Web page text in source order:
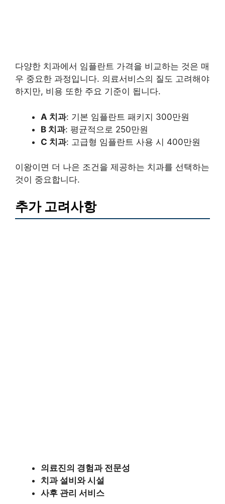
다양한 치과에서 임플란트 가격을 비교하는 것은 매
우 중요한 과정입니다. 의료서비스의 질도 고려해야
하지만, 비용 또한 주요 기준이 됩니다.
A 치과: 기본 임플란트 패키지 300만원
B 치과: 평균적으로 250만원
C 치과: 고급형 임플란트 사용 시 400만원
이왕이면 더 나은 조건을 제공하는 치과를 선택하는
것이 중요합니다.
추가 고려사항
의료진의 경험과 전문성
치과 설비와 시설
사후 관리 서비스